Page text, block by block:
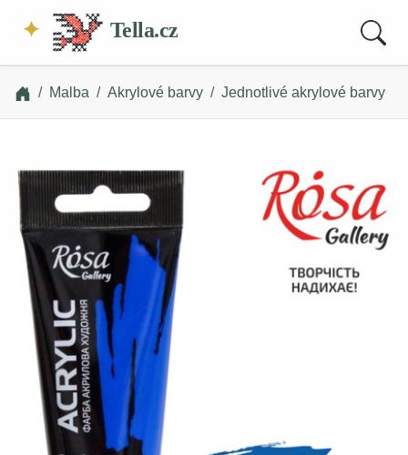
Tella.cz
Malba Akrylové barvy Jednotlivé akrylové barvy